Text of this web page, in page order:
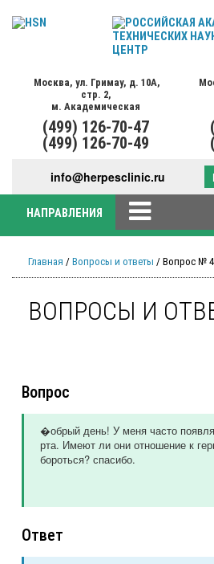
Москва, ул. Гримау, д. 10А,
стр. 2,
м. Академическая
(499) 126-70-47
(499) 126-70-49
info@herpesclinic.ru
НАПРАВЛЕНИЯ
Главная / Вопросы и ответы / Вопрос №
ВОПРОСЫ И
Вопрос
�обрый день! У меня часто
рта. Имеют ли они отношение к
бороться? спасибо.
Ответ